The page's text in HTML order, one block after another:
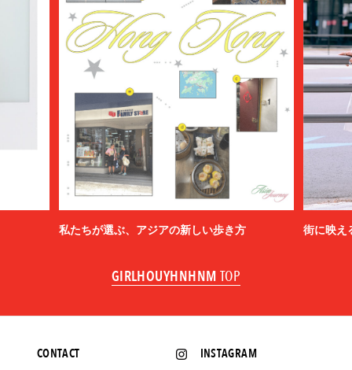
私たちが選ぶ、アジアの新しい歩き方 街に映え
GIRLHOUYHNHNM TOP
INSTAGRAM
CONTACT